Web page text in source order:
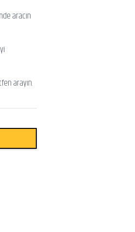
aracın
arayın.